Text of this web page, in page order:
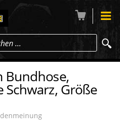
…
Bundhose,
Schwarz, Größe